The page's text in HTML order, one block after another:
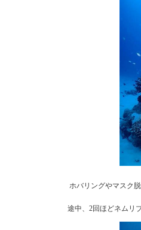
ホバリングやマスク
途中、2回ほどネムリ